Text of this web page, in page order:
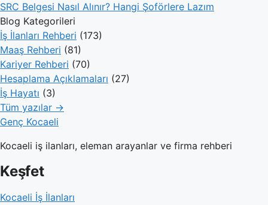
SRC Belgesi Nasıl Alınır? Hangi Şoförlere Lazım
Blog Kategorileri
İş İlanları Rehberi (173)
Maaş Rehberi (81)
Kariyer Rehberi (70)
Hesaplama Açıklamaları (27)
İş Hayatı (3)
Tüm yazılar →
Genç Kocaeli
Kocaeli iş ilanları, eleman arayanlar ve firma rehberi
Keşfet
Kocaeli İş İlanları